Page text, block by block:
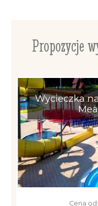
Propozycje
Wycieczka
Cena od: